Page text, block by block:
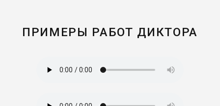
ПРИМЕРЫ РАБОТ ДИКТОРА